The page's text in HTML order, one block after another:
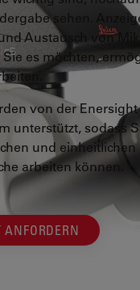
sehen.
Austausch von
es möchten,
von der Enersight
unterstützt, sodass
und einheitlichen
arbeiten können.